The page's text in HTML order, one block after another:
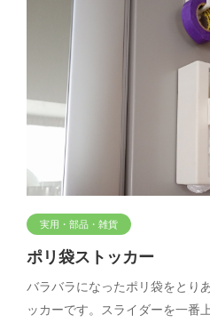
実用・部品・雑貨
ポリ袋ストッカー
バラバラになったポリ袋をとり
ッカーです。スライダーを一番